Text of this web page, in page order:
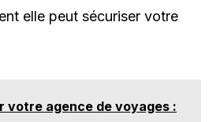
elle peut sécuriser votre
votre agence de voyages :